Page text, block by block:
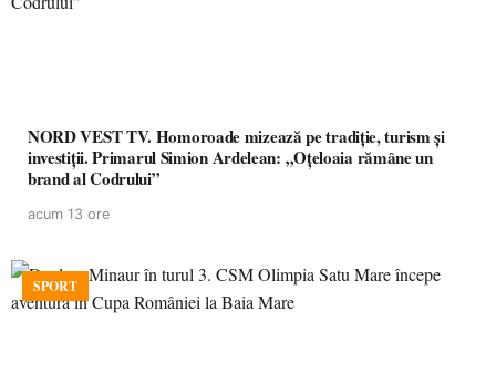
NORD VEST TV. Homoroade mizează pe tradiție, turism și
investiții. Primarul Simion Ardelean: „Oțeloaia rămâne un
brand al Codrului”
acum 13 ore
SPORT